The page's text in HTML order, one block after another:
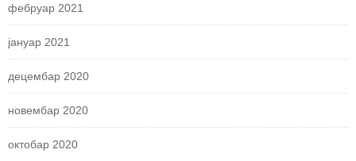
фебруар 2021
јануар 2021
децембар 2020
новембар 2020
октобар 2020